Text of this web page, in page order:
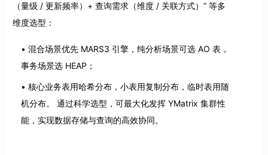
（量级 / 更新频率）+ 查询需求（维度 / 关联方式）” 等多
维度选型：
混合场景优先 MARS3 引擎，纯分析场景可选 AO 表，
事务场景选 HEAP；
核心业务表用哈希分布，小表用复制分布，临时表用随
机分布。 通过科学选型，可最大化发挥 YMatrix 集群性
能，实现数据存储与查询的高效协同。